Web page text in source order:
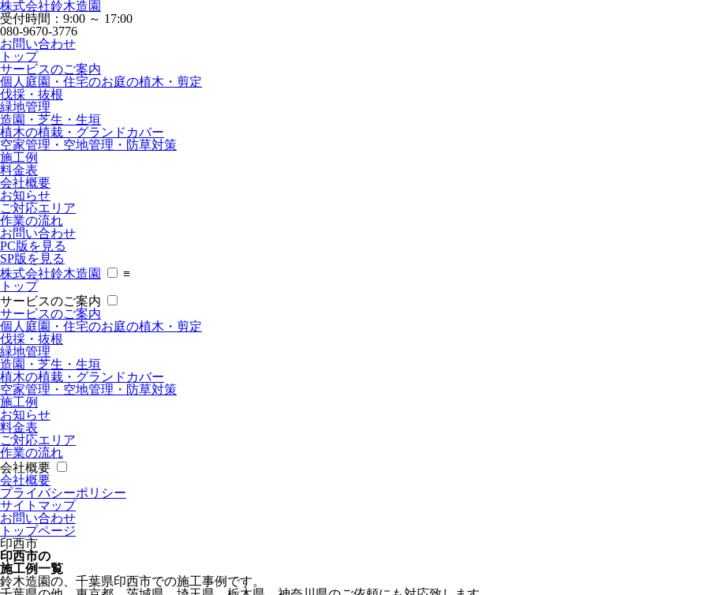
株式会社鈴木造園
受付時間：9:00 ～ 17:00
080-9670-3776
お問い合わせ
トップ
サービスのご案内
個人庭園・住宅のお庭の植木・剪定
伐採・抜根
緑地管理
造園・芝生・生垣
植木の植栽・グランドカバー
空家管理・空地管理・防草対策
施工例
料金表
会社概要
お知らせ
ご対応エリア
作業の流れ
お問い合わせ
PC版を見る
SP版を見る
株式会社鈴木造園
≡
トップ
サービスのご案内
サービスのご案内
個人庭園・住宅のお庭の植木・剪定
伐採・抜根
緑地管理
造園・芝生・生垣
植木の植栽・グランドカバー
空家管理・空地管理・防草対策
施工例
お知らせ
料金表
ご対応エリア
作業の流れ
会社概要
会社概要
プライバシーポリシー
サイトマップ
お問い合わせ
トップページ
印西市
印西市の
施工例一覧
鈴木造園の、千葉県印西市での施工事例です。